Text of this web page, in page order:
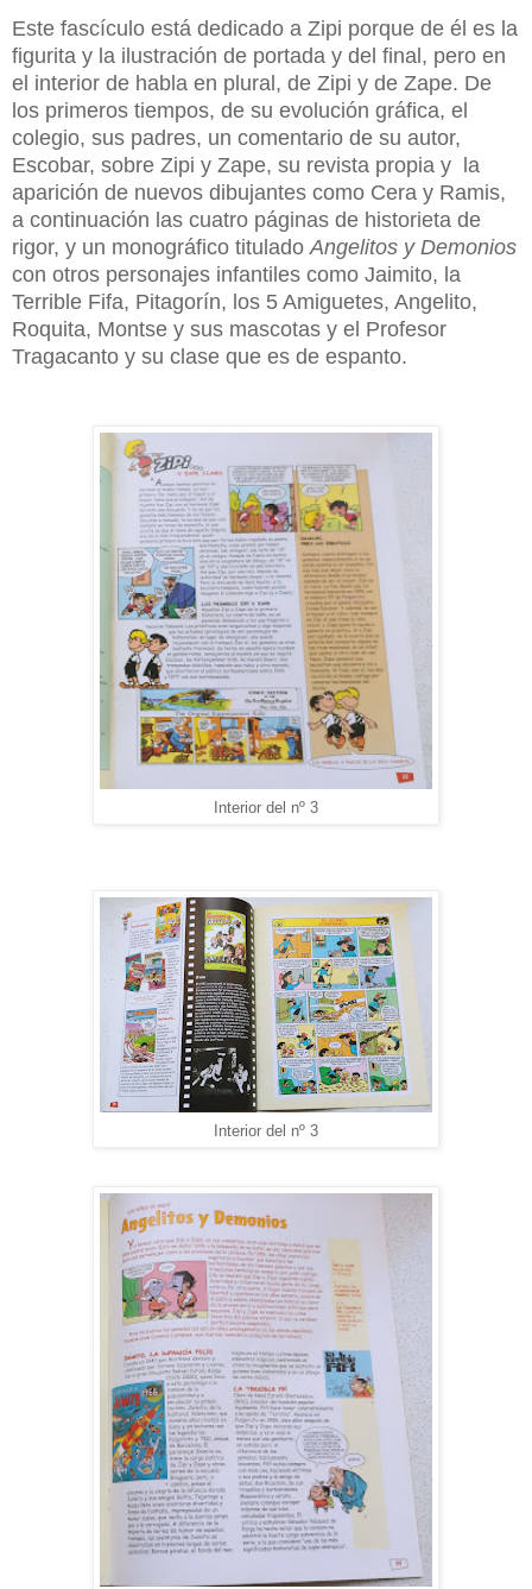
Este fascículo está dedicado a Zipi porque de él es la
figurita y la ilustración de portada y del final, pero en
el interior de habla en plural, de Zipi y de Zape. De
los primeros tiempos, de su evolución gráfica, el
colegio, sus padres, un comentario de su autor,
Escobar, sobre Zipi y Zape, su revista propia y la
aparición de nuevos dibujantes como Cera y Ramis,
a continuación las cuatro páginas de historieta de
rigor, y un monográfico tituladoAngelitos y Demonios
con otros personajes infantiles como Jaimito, la
Terrible Fifa, Pitagorín, los 5 Amiguetes, Angelito,
Roquita, Montse y sus mascotas y el Profesor
Tragacanto y su clase que es de espanto.
Interior del nº 3
Interior del nº 3